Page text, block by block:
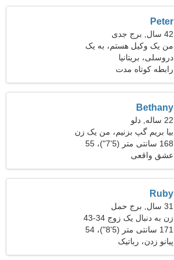
Peter
42 سال, برج جدی
من یک وکیل هستم، به یک
زن شوخ نیاز دارم
دروسلی، بریتانیا
رابطه کوتاه مدت
Bethany
22 ساله, دلو
بیا بریم گپ بزنیم، من یک زن
خوش ذوق هستم
168 سانتی متر (5'7")، 55
کیلوگرم (121 پوند)
عشق واقعی
Ruby
31 سال, برج حمل
زن به دنبال یک زوج 34-43
171 سانتی متر (5'8")، 54
کیلوگرم (119 پوند)
پیانو زدن، رباتیک